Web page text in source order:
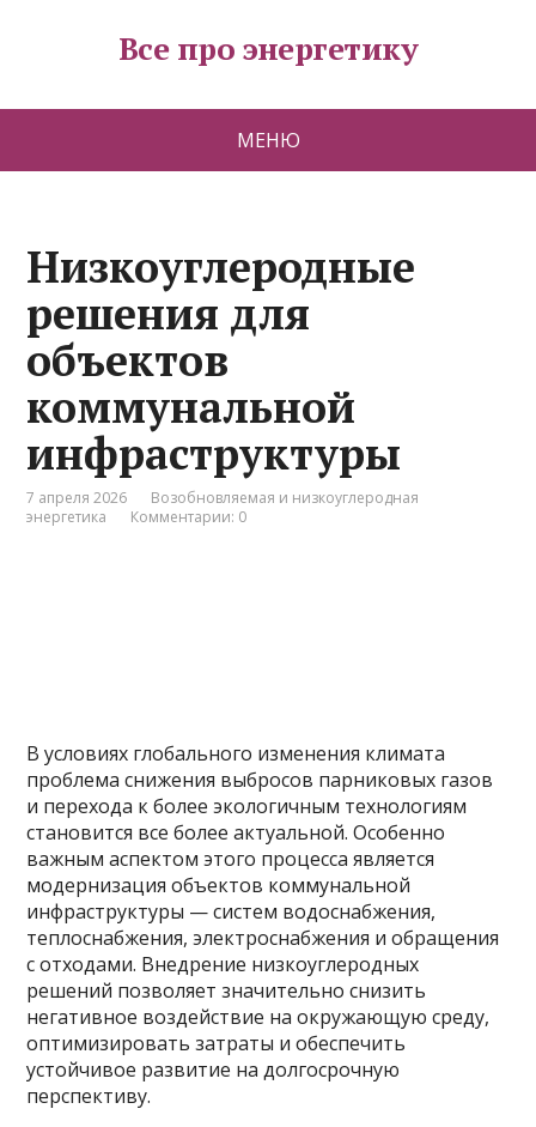
Все про энергетику
МЕНЮ
Низкоуглеродные
решения для
объектов
коммунальной
инфраструктуры
7 апреля 2026
Возобновляемая и низкоуглеродная
энергетика
Комментарии: 0
В условиях глобального изменения климата
проблема снижения выбросов парниковых газов
и перехода к более экологичным технологиям
становится все более актуальной. Особенно
важным аспектом этого процесса является
модернизация объектов коммунальной
инфраструктуры — систем водоснабжения,
теплоснабжения, электроснабжения и обращения
с отходами. Внедрение низкоуглеродных
решений позволяет значительно снизить
негативное воздействие на окружающую среду,
оптимизировать затраты и обеспечить
устойчивое развитие на долгосрочную
перспективу.